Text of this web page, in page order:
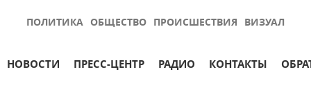
ПОЛИТИКА ОБЩЕСТВО ПРОИСШЕСТВИЯ ВИЗУАЛ
НОВОСТИ ПРЕСС-ЦЕНТР РАДИО КОНТАКТЫ